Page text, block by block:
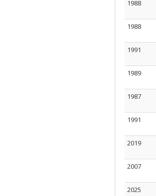
1988
1988
1991
1989
1987
1991
2019
2007
2025